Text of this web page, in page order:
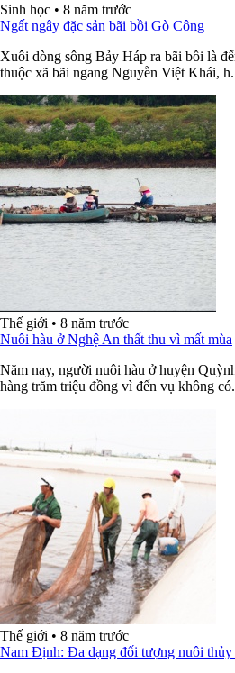
Sinh học • 8 năm trước
Ngất ngây đặc sản bãi bồi Gò Công
Xuôi dòng sông Bảy Háp ra bãi bồi là
thuộc xã bãi ngang Nguyễn Việt Khái,
Thế giới • 8 năm trước
Nuôi hàu ở Nghệ An thất thu vì mất mùa
Năm nay, người nuôi hàu ở huyện
hàng trăm triệu đồng vì đến vụ không
Thế giới • 8 năm trước
Nam Định: Đa dạng đối tượng nuôi thủy